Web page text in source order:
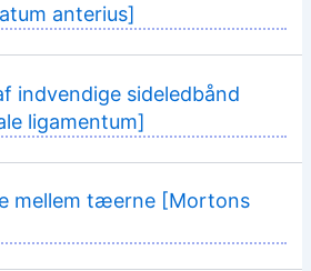
anterius]
indvendige sideledbånd
ligamentum]
mellem tæerne [Mortons